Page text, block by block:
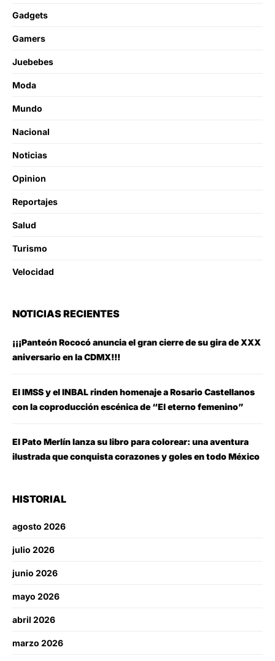
Gadgets
Gamers
Juebebes
Moda
Mundo
Nacional
Noticias
Opinion
Reportajes
Salud
Turismo
Velocidad
NOTICIAS RECIENTES
¡¡¡Panteón Rococó anuncia el gran cierre de su gira de XXX
aniversario en la CDMX!!!
El IMSS y el INBAL rinden homenaje a Rosario Castellanos
con la coproducción escénica de “El eterno femenino”
El Pato Merlín lanza su libro para colorear: una aventura
ilustrada que conquista corazones y goles en todo México
HISTORIAL
agosto 2026
julio 2026
junio 2026
mayo 2026
abril 2026
marzo 2026